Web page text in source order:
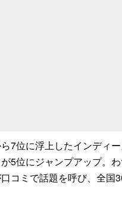
7位に浮上したインディ
5位にジャンプアップ。
コミで話題を呼び、全国